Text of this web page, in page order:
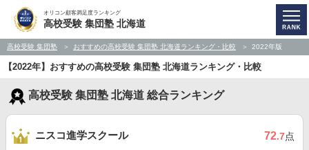
オリコン顧客満足度ランキング
高校受験 集団塾 北海道
高校受験 集団塾 おすすめの高校受験 集団塾 北海道ランキング・比較 2022年版
【2022年】おすすめの高校受験 集団塾 北海道ランキング・比較
高校受験 集団塾 北海道 総合ランキング
ニスコ進学スクール 72.7点